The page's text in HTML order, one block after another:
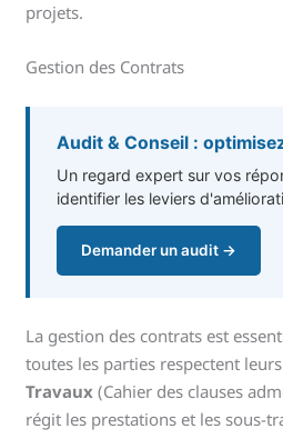
projets.
Gestion des Contrats
Audit & Conseil :
Un regard expert sur vos
identifier les leviers
Demander un audit →
La gestion des contrats est
toutes les parties respectent
Travaux (Cahier des clauses
régit les prestations et les sous-